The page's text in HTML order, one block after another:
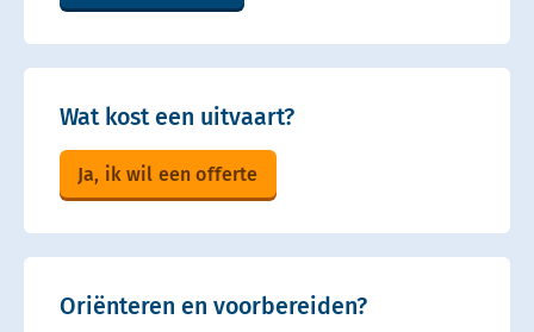
Wat kost een uitvaart?
Ja, ik wil een offerte
Oriënteren en voorbereiden?